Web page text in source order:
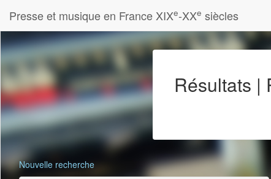
Presse et musique en France XIXe-XXe siècles
Résultats |
Nouvelle recherche